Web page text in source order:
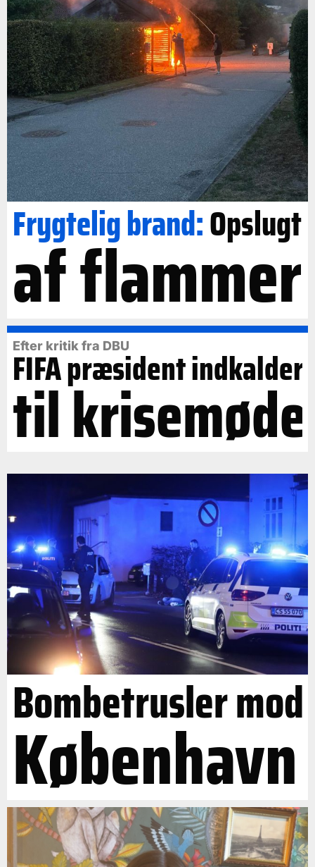
Frygtelig brand:Opslugt
af flammer
Efter kritik fra DBU
FIFA præsident indkalder
til krisemøde
Bombetrusler mod
København